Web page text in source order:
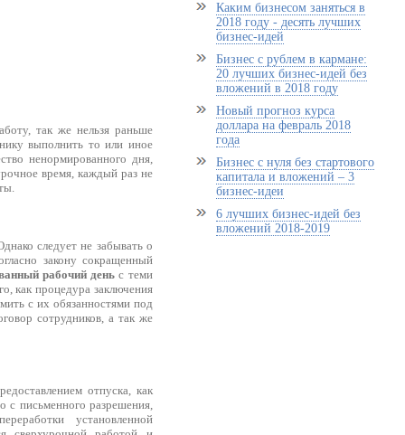
так же нельзя раньше
выполнить то или иное
ненормированного дня,
время, каждый раз не
следует не забывать о
закону сокращенный
рабочий день с теми
как процедура заключения
с их обязанностями под
сотрудников, а так же
отпуска, как
с письменного разрешения,
установленной
Каким бизнесом заняться в
2018 году - десять лучших
бизнес-идей
Бизнес с рублем в кармане:
20 лучших бизнес-идей без
вложений в 2018 году
Новый прогноз курса
доллара на февраль 2018
года
Бизнес с нуля без стартового
капитала и вложений – 3
бизнес-идеи
6 лучших бизнес-идей без
вложений 2018-2019